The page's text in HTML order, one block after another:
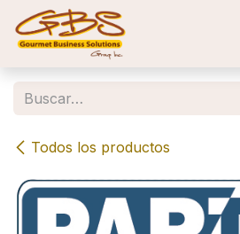
Ir al contenido
Todos los productos